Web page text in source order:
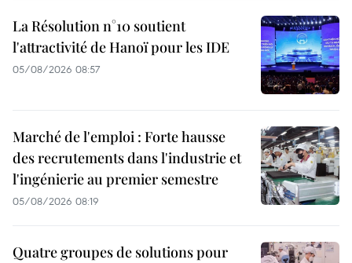
La Résolution n°10 soutient
l'attractivité de Hanoï pour les IDE
05/08/2026 08:57
Marché de l'emploi : Forte hausse
des recrutements dans l'industrie et
l'ingénierie au premier semestre
05/08/2026 08:19
Quatre groupes de solutions pour